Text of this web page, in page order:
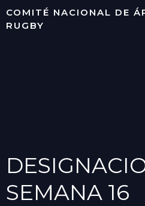
COMITÉ NACIONAL DE
RUGBY
SEMANA 16